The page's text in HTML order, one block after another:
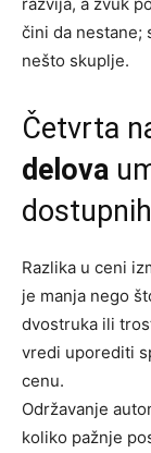
čini da nestane;
nešto skuplje.
Četvrta
delova
Razlika u ceni
je manja nego
dvostruka ili
vredi uporediti
cenu.
Održavanje
koliko pažnje